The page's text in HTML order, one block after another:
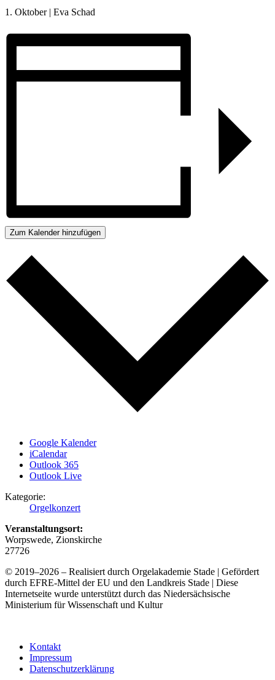
1. Oktober | Eva Schad
Zum Kalender hinzufügen
Google Kalender
iCalendar
Outlook 365
Outlook Live
Kategorie:
Orgelkonzert
Veranstaltungsort:
Worpswede, Zionskirche
27726
© 2019–2026 – Realisiert durch Orgelakademie Stade | Gefördert
durch EFRE-Mittel der EU und den Landkreis Stade | Diese
Internetseite wurde unterstützt durch das Niedersächsische
Ministerium für Wissenschaft und Kultur
Kontakt
Impressum
Datenschutzerklärung